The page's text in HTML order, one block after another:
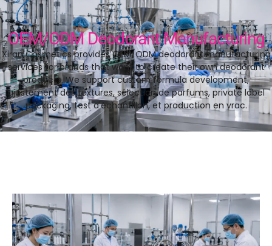
OEM/ODM Deodorant Manufacturing
Xiran Cosmetics provides OEM/ODM deodorant manufacturing
services for brands that want to create their own deodorant
products.We support custom formula development,
ajustement des textures, sélection de parfums, private label
packaging, test d'échantillon, et production en vrac.